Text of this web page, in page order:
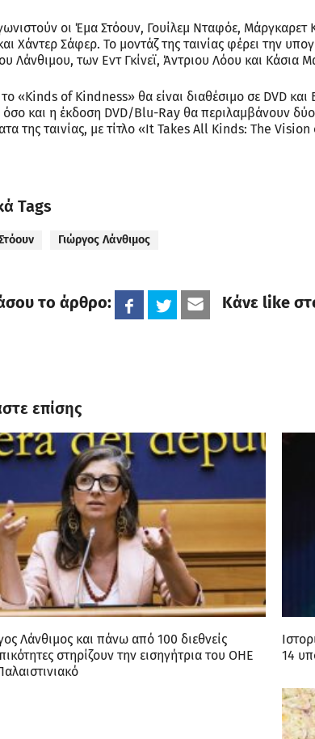
οι Έμα Στόουν, Γουίλεμ Νταφόε, Μάργκαρετ
Χάντερ Σάφερ. Το μοντάζ της ταινίας φέρει την
Λάνθιμου, των Εντ Γκίνεϊ, Άντριου Λόου και Κάσια
«Kinds of Kindness» θα είναι διαθέσιμο σε DVD
όσο και η έκδοση DVD/Blu-Ray θα περιλαμβάνουν
της ταινίας, με τίτλο «It Takes All Kinds: The
Tags
Γιώργος Λάνθιμος
το άρθρο: Κάνε like
επίσης
Λάνθιμος και πάνω από 100 διεθνείς
στηρίζουν την εισηγήτρια του ΟΗΕ
14